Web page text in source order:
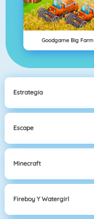
Goodgame Big Farm
Estrategia
Escape
Minecraft
Fireboy Y Watergirl